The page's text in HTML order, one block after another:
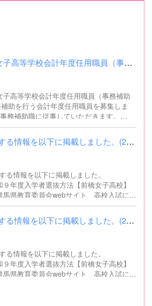
■群馬県立前橋女子高等学校会計年度任用職員（事務補助職）の募集...
子高等学校会計年度任用職員（事務補助
イエンスハイスクール）事業にかかるパ
資料作成、データ入力・整理事務、電話
の他事務補助業務全般 ■募集人数 １
せんので御了承ください。 （1）地
に該当する者（以下のいずれかに該当す
なくなるまでの者 ・群馬県職員と
分を受け、当該処分の日から2年を経過
第60条から第63条までに規定する罪を犯
することを主張する政党その他の団体を
（2）平成11年改正前の民
禁治産の宣告を受けている者（心...
入学者選抜に関する情報を以下に掲載しました。(2026.8.4) ■令和...
る情報を以下に掲載しました。
年度入学者選抜方法【前橋女子高校】
馬県教育委員会webサイト 高校入試に関
ら
入学者選抜に関する情報を以下に掲載しました。(2026.8.4) ■令和...
る情報を以下に掲載しました。
年度入学者選抜方法【前橋女子高校】
馬県教育委員会webサイト 高校入試に関